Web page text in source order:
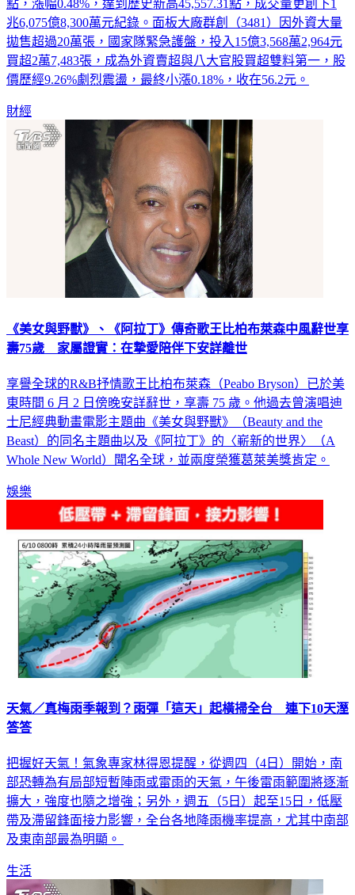
點，漲幅0.48%，達到歷史新高45,557.31點，成交量更創下1
兆6,075億8,300萬元紀錄。面板大廠群創（3481）因外資大量
拋售超過20萬張，國家隊緊急護盤，投入15億3,568萬2,964元
買超2萬7,483張，成為外資賣超與八大官股買超雙料第一，股
價歷經9.26%劇烈震盪，最終小漲0.18%，收在56.2元。
財經
《美女與野獸》、《阿拉丁》傳奇歌王比柏布萊森中風辭世享
壽75歲 家屬證實：在摯愛陪伴下安詳離世
享譽全球的R&B抒情歌王比柏布萊森（Peabo Bryson）已於美
東時間 6 月 2 日傍晚安詳辭世，享壽 75 歲。他過去曾演唱迪
士尼經典動畫電影主題曲《美女與野獸》（Beauty and the
Beast）的同名主題曲以及《阿拉丁》的〈嶄新的世界〉（A
Whole New World）聞名全球，並兩度榮獲葛萊美獎肯定。
娛樂
天氣／真梅雨季報到？雨彈「這天」起橫掃全台 連下10天溼
答答
把握好天氣！氣象專家林得恩提醒，從週四（4日）開始，南
部恐轉為有局部短暫陣雨或雷雨的天氣，午後雷雨範圍將逐漸
擴大，強度也隨之增強；另外，週五（5日）起至15日，低壓
帶及滯留鋒面接力影響，全台各地降雨機率提高，尤其中南部
及東南部最為明顯。
生活